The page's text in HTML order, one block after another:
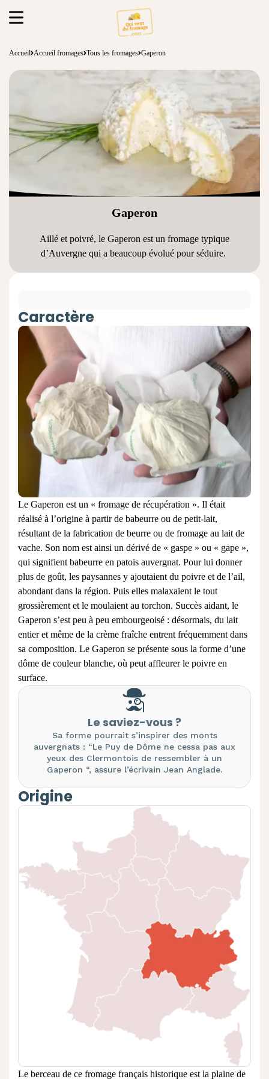
Accueil Accueil fromages Tous les fromages Gaperon
Gaperon
Aillé et poivré, le Gaperon est un fromage typique
d’Auvergne qui a beaucoup évolué pour séduire.
Caractère
Le Gaperon est un « fromage de récupération ». Il était
réalisé à l’origine à partir de babeurre ou de petit-lait,
résultant de la fabrication de beurre ou de fromage au lait de
vache. Son nom est ainsi un dérivé de « gaspe » ou « gape »,
qui signifient babeurre en patois auvergnat. Pour lui donner
plus de goût, les paysannes y ajoutaient du poivre et de l’ail,
abondant dans la région. Puis elles malaxaient le tout
grossièrement et le moulaient au torchon. Succès aidant, le
Gaperon s’est peu à peu embourgeoisé : désormais, du lait
entier et même de la crème fraîche entrent fréquemment dans
sa composition. Le Gaperon se présente sous la forme d’une
dôme de couleur blanche, où peut affleurer le poivre en
surface.
Le saviez-vous ?
Sa forme pourrait s’inspirer des monts
auvergnats : “Le Puy de Dôme ne cessa pas aux
yeux des Clermontois de ressembler à un
Gaperon “, assure l’écrivain Jean Anglade.
Origine
Le berceau de ce fromage français historique est la plaine de